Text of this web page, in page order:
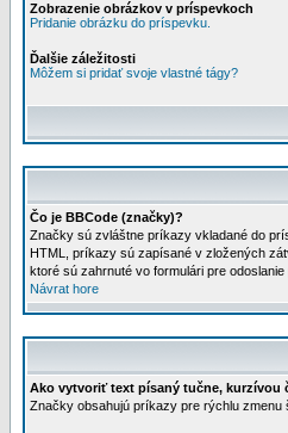
Zobrazenie obrázkov v príspevkoch
Pridanie obrázku do príspevku.
Ďalšie záležitosti
Môžem si pridať svoje vlastné tágy?
Čo je BBCode (značky)?
Značky sú zvláštne príkazy vkladané do
HTML, príkazy sú zapísané v zložených
ktoré sú zahrnuté vo formulári pre
Návrat hore
Ako vytvoriť text písaný tučne, kurzívou
Značky obsahujú príkazy pre rýchlu